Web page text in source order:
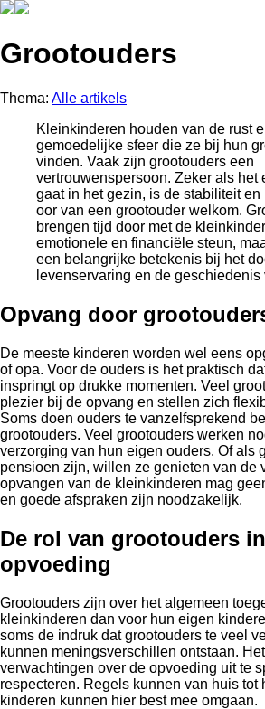
Grootouders
Thema: Alle artikels
Kleinkinderen houden van de rust
gemoedelijke sfeer die ze bij hun
vinden. Vaak zijn grootouders een
vertrouwenspersoon. Zeker als het
gaat in het gezin, is de stabiliteit en
oor van een grootouder welkom.
brengen tijd door met de
emotionele en financiële steun,
een belangrijke betekenis bij het
levenservaring en de geschiedenis
Opvang door
De meeste kinderen worden wel eens
of opa. Voor de ouders is het praktisch
inspringt op drukke momenten. Veel
plezier bij de opvang en stellen zich
Soms doen ouders te vanzelfsprekend
grootouders. Veel grootouders werken
verzorging van hun eigen ouders. Of als
pensioen zijn, willen ze genieten van de
opvangen van de kleinkinderen mag
en goede afspraken zijn noodzakelijk.
De rol van grootouders
opvoeding
Grootouders zijn over het algemeen
kleinkinderen dan voor hun eigen
soms de indruk dat grootouders te veel
kunnen meningsverschillen ontstaan.
verwachtingen over de opvoeding uit te
respecteren. Regels kunnen van huis tot
kinderen kunnen hier best mee omgaan.